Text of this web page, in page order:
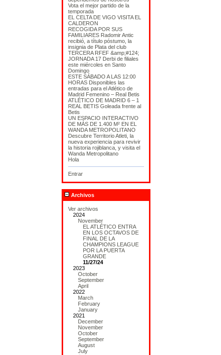
Vota el mejor partido de la
temporada
EL CELTA DE VIGO VISITA EL
CALDERON
RECOGIDA POR SUS
FAMILIARES Radomir Antic
recibió, a título póstumo, la
insignia de Plata del club
TERCERA RFEF &amp;#124;
JORNADA 17 Derbi de filiales
este miércoles en Santo
Domingo
ESTE SÁBADO A LAS 12:00
HORAS Disponibles las
entradas para el Atlético de
Madrid Femenino – Real Betis
ATLÉTICO DE MADRID 6 – 1
REAL BETIS Goleada frente al
Betis
UN ESPACIO INTERACTIVO
DE MÁS DE 1.400 M² EN EL
WANDA METROPOLITANO
Descubre Territorio Atleti, la
nueva experiencia para revivir
la historia rojiblanca, y visita el
Wanda Metropolitano
Hola
Entrar
Archivos
Ver archivos
2024
November
EL ATLÉTICO ENTRA
EN LOS OCTAVOS DE
FINAL DE LA
CHAMPIONS LEAGUE
POR LA PUERTA
GRANDE
11/27/24
2023
October
September
April
2022
March
February
January
2021
December
November
October
September
August
July